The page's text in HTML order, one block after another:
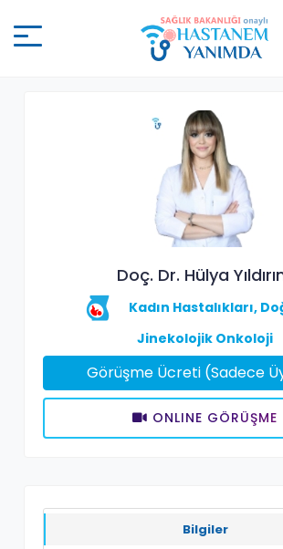
Doç. Dr. Hülya
Kadın Hastalıkları,
Jinekolojik Onkoloji
Görüşme Ücreti (Sadece
ONLINE GÖRÜŞME
Bilgiler